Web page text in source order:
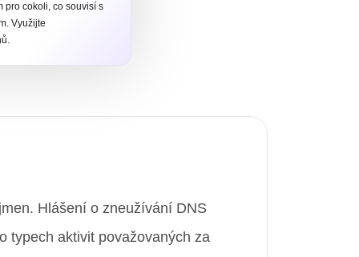
pro cokoli, co souvisí s
Využijte
Hlášení o zneužívání DNS
typech aktivit považovaných za